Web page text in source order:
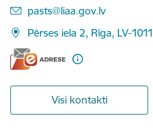
E-pasts:
pasts@liaa.gov.lv
Pērses iela 2, Rīga, LV-1011
Visi kontakti